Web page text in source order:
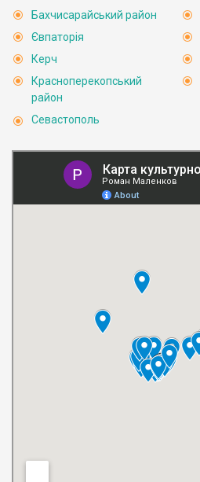
Бахчисарайський район
Євпаторія
Керч
Красноперекопський
район
Севастополь